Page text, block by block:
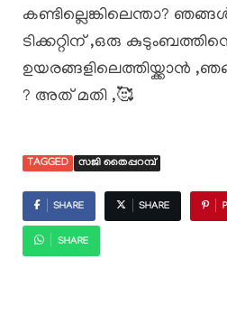
കണ്ടില്ലെങ്കിലെന്താ?
ടിക്കറ്റിന് ,ഒരു
ഉയരങ്ങളിലെത്തിയ്ക്കാൻ
? അത് മതി ,🥰
TAGGED സജി തൈപ്പറമ്പ്
SHARE SHARE
SHARE